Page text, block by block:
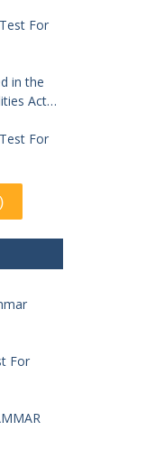
For
in the
Act
For
For